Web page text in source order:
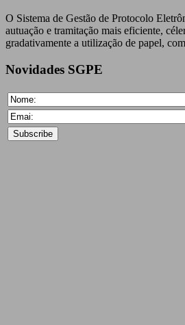
O Sistema de Gestão de Protocolo
autuação e tramitação mais eficiente,
gradativamente a utilização de papel,
Novidades SGPE